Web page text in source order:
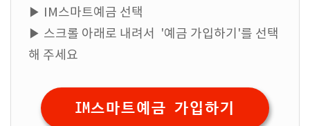
▶ IM스마트예금 선택
▶ 스크롤 아래로 내려서 '예금 가입하기'를 선택
해 주세요
IM스마트예금 가입하기